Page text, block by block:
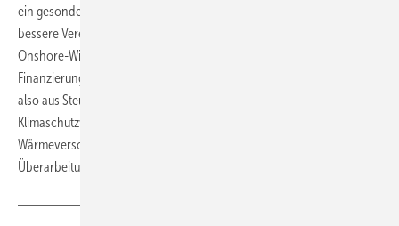
ein gesondertes Wind-an-Land-Gesetz forcieren solle. Auch eine
bessere Vereinbarkeit mit militärischen Interessen sei ein Ziel für
Onshore-Windkraft. Um den Strompreis zu senken, soll die
Finanzierung der EEG-Vergütung ab 2023 aus dem Bundeshaushalt,
also aus Steuermitteln erfolgen. Habeck kündigte zudem
Klimaschutzverträge mit der Industrie, Strategien zu
Wärmeversorgung und Wasserstofferzeugung sowie die zügige
Überarbeitung des Gebäudeenergiegesetzes an.